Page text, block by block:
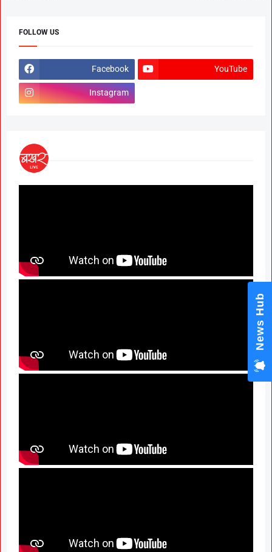
FOLLOW US
Facebook YouTube
Instagram
News Hub